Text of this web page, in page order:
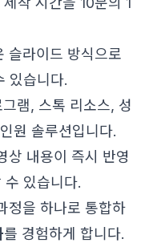
슬라이드 방식으로
있습니다.
램, 스톡 리소스, 성
원 솔루션입니다.
상 내용이 즉시 반영
수 있습니다.
정을 하나로 통합하
를 경험하게 합니다.